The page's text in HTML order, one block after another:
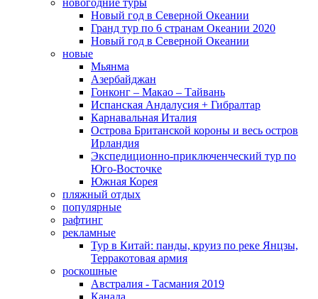
новогодние туры
Новый год в Северной Океании
Гранд тур по 6 странам Океании 2020
Новый год в Северной Океании
новые
Мьянма
Азербайджан
Гонконг – Макао – Тайвань
Испанская Андалусия + Гибралтар
Карнавальная Италия
Острова Британской короны и весь остров
Ирландия
Экспедиционно-приключенческий тур по
Юго-Восточке
Южная Корея
пляжный отдых
популярные
рафтинг
рекламные
Тур в Китай: панды, круиз по реке Янцзы,
Терракотовая армия
роскошные
Австралия - Тасмания 2019
Канада